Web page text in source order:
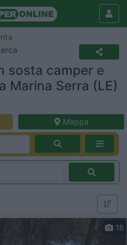
sosta camper e
Marina Serra (LE)
Mappa
18